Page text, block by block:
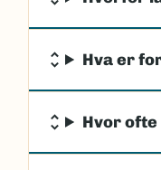
Hva er
Hvor